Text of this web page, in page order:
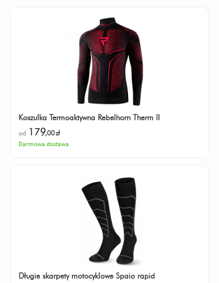
Koszulka Termoaktywna Rebelhorn Therm II
od 179,00zł
Darmowa dostawa
Długie skarpety motocyklowe Spaio rapid